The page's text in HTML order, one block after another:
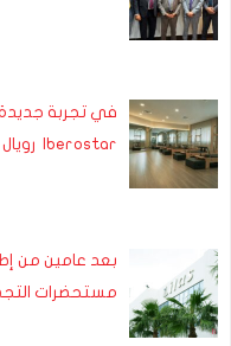
في تجربة جديدة
Iberostar رويال المنصور المهدية يطلق Pila…
مستحضرات